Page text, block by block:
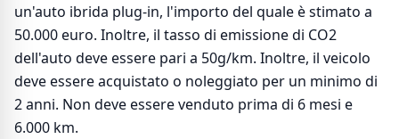
un'auto ibrida plug-in, l'importo del quale è stimato a
50.000 euro. Inoltre, il tasso di emissione di CO2
dell'auto deve essere pari a 50g/km. Inoltre, il veicolo
deve essere acquistato o noleggiato per un minimo di
2 anni. Non deve essere venduto prima di 6 mesi e
6.000 km.